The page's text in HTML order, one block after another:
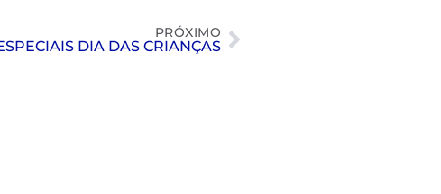
PRÓXIMO
DIA DAS CRIANÇAS